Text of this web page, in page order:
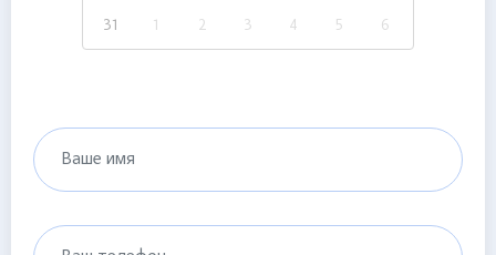
31 1 2 3 4 5 6
Ваше имя